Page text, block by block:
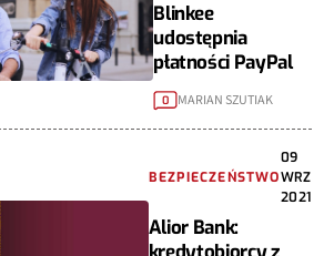
Blinkee
udostępnia
płatności PayPal
0 MARIAN SZUTIAK
BEZPIECZEŃSTWO
09
WRZ
2021
Alior Bank: